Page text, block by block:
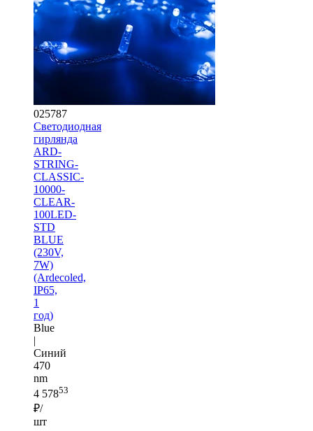
025787
Светодиодная
гирлянда
ARD-
STRING-
CLASSIC-
10000-
CLEAR-
100LED-
STD
BLUE
(230V,
7W)
(Ardecoled,
IP65,
1
год)
Blue
|
Синий
470
nm
4 57853
₽/
шт